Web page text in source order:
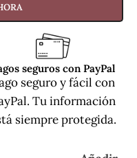
seguros con PayPal
seguro y fácil con
Tu información
siempre protegida.